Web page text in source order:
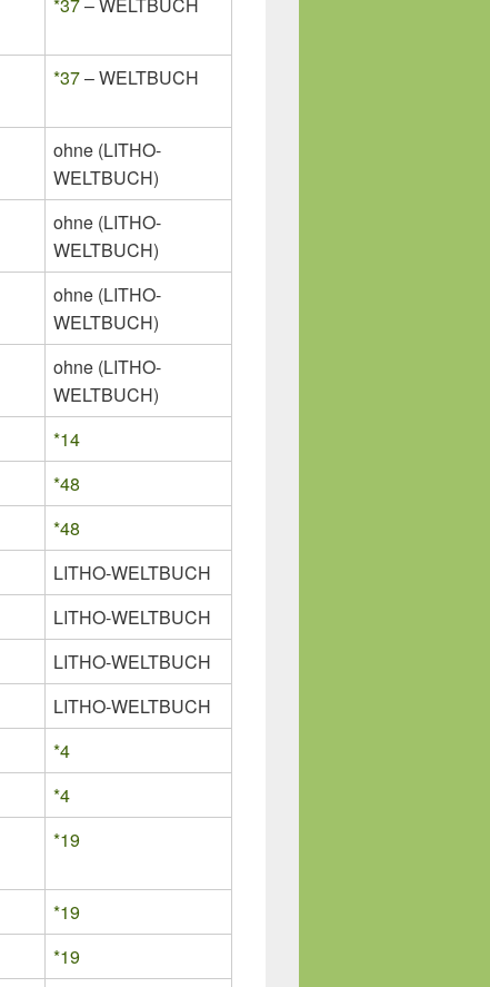
*37– WELTBUCH
ohne (LITHO-
WELTBUCH)
ohne (LITHO-
WELTBUCH)
ohne (LITHO-
WELTBUCH)
ohne (LITHO-
WELTBUCH)
*14
*48
*48
LITHO-WELTBUCH
LITHO-WELTBUCH
LITHO-WELTBUCH
LITHO-WELTBUCH
*4
*4
*19
*19
*19